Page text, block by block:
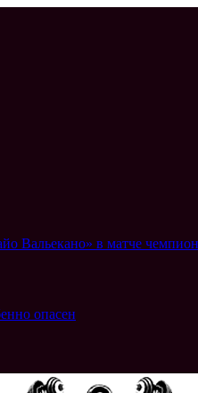
Вальекано» в матче
опасен